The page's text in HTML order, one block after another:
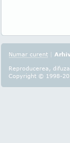
Numar curent |
Reproducerea,
Copyright © 1998-